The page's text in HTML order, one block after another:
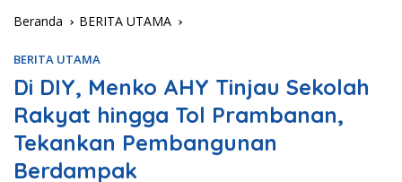
Beranda BERITA UTAMA
BERITA UTAMA
Di DIY, Menko AHY Tinjau Sekolah
Rakyat hingga Tol Prambanan,
Tekankan Pembangunan
Berdampak